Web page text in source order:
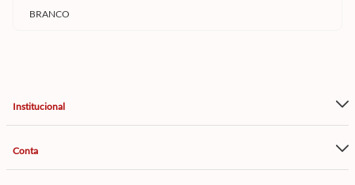
BRANCO
Institucional
Conta